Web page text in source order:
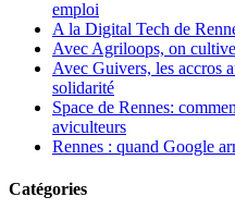
emploi
A la Digital Tech de
Avec Agriloops, on
Avec Guivers, les accros
solidarité
Space de Rennes:
aviculteurs
Rennes : quand Google
Catégories